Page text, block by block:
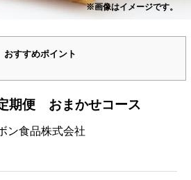
※画像はイメージです。
おすすめポイント
期便 おまかせコース
ン食品株式会社